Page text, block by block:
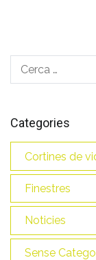
Cerca:
Categories
Cortines de
Finestres
Noticies
Sense